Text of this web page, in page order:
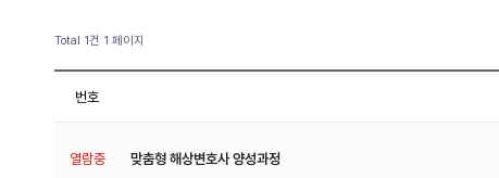
Total 1건 1 페이지
번호
열람중 맞춤형 해상변호사 양성과정